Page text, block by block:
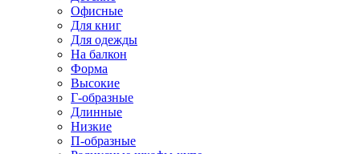
Офисные
Для книг
Для одежды
На балкон
Форма
Высокие
Г-образные
Длинные
Низкие
П-образные